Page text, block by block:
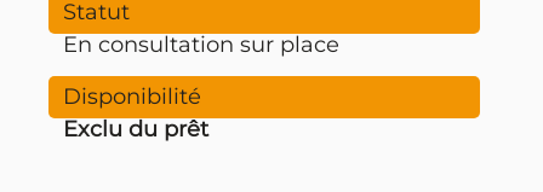
En consultation sur place
Exclu du prêt